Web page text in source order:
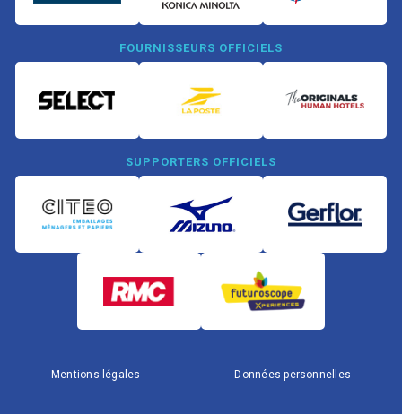
FOURNISSEURS OFFICIELS
SUPPORTERS OFFICIELS
Mentions légales Données personnelles